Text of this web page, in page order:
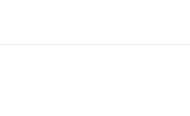
contenido